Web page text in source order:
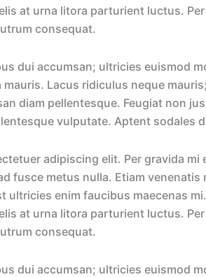
at urna litora parturient luctus.
consequat.
dui accumsan; ultricies euismod
Lacus ridiculus neque
diam pellentesque. Feugiat non
vulputate. Aptent sodales
adipiscing elit. Per gravida mi
fusce metus nulla. Etiam venenatis
ultricies enim faucibus maecenas
at urna litora parturient luctus.
consequat.
dui accumsan; ultricies euismod